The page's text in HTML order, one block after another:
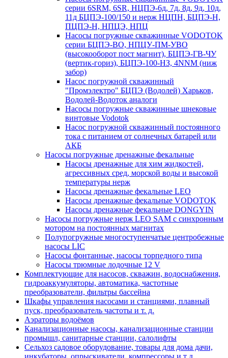
серии 6SRM, 6SR, НЦПЭ-6д, 7д, 8д, 9д, 10д,
11д БЦПЭ-100/150 и нерж НЦПН, БЦПЭ-Н,
ПЦПЭ-Н, НПЦЭ, НПЦ
Насосы погружные скважинные VODOTOK
серии БЦПЭ-ВО, НПЦУ-ПМ-УВО
(высокооборот пост магнит), БЦПЭ-ГВ-ЧУ
(вертик-гориз), БЦПЭ-100-НЗ, 4NNM (ниж
забор)
Насос погружной скважинный
"Промэлектро" БЦПЭ (Водолей) Харьков,
Водолей-Водоток аналоги
Насосы погружные скважинные шнековые
винтовые Vodotok
Насос погружной скважинный постоянного
тока с питанием от солнечных батарей или
АКБ
Насосы погружные дренажные фекальные
Насосы дренажные для хим жидкостей,
агрессивных сред, морской воды и высокой
температуры нерж
Насосы дренажные фекальные LEO
Насосы дренажные фекальные VODOTOK
Насосы дренажные фекальные DONGYIN
Насосы погружные нерж LEO SAM с синхронным
мотором на постоянных магнитах
Полупогружные многоступенчатые центробежные
насосы LIC
Насосы фонтанные, насосы торпедного типа
Насосы трюмные лодочные 12 V
Комплектующие для насосов, скважин, водоснабжения,
гидроаккумуляторы, автоматика, частотные
преобразователи, фильтры бассейна
Шкафы управления насосами и станциями, плавный
пуск, преобразователь частоты и т. д.
Аэраторы водоёмов
Канализационные насосы, канализационные станции
промышл, санитарные станции, салолифты
Сельхоз садовое оборудование, товары для дома дачи,
инкубаторы, опрыскиватели, компрессоры и т д